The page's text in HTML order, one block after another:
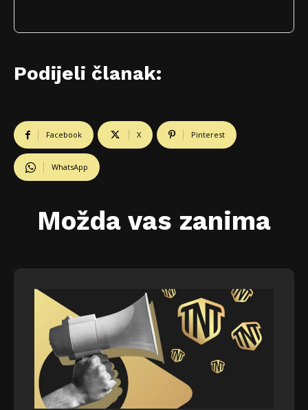
Podijeli članak:
Facebook X Pinterest
WhatsApp
Možda vas zanima